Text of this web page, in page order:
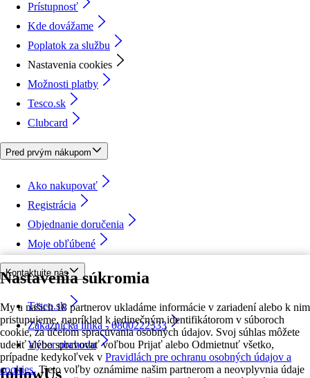
Nastavenia súkromia
My a našich 18 partnerov ukladáme informácie v zariadení alebo k nim
pristupujeme, napríklad k jedinečným identifikátorom v súboroch
cookie, za účelom spracúvania osobných údajov. Svoj súhlas môžete
udeliť alebo spravovať voľbou Prijať alebo Odmietnuť všetko,
prípadne kedykoľvek v Pravidlách pre ochranu osobných údajov a
cookies. Tieto voľby oznámime našim partnerom a neovplyvnia údaje
Prístupnosť
Kde dovážame
Poplatok za službu
Nastavenia cookies
Možnosti platby
Tesco.sk
Clubcard
Pred prvým nákupom
Ako nakupovať
Registrácia
Objednanie doručenia
Moje obľúbené
Kontaktujte nás
Tesco.sk
Zákaznícka linka - 0800222333
Výber obchodu
followUs